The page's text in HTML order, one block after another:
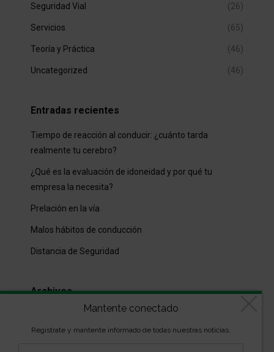
Seguridad Vial (26)
Servicios (65)
Teoría y Práctica (46)
Uncategorized (46)
Entradas recientes
Tiempo de reacción al conducir: ¿cuánto tarda
realmente tu cerebro?
¿Qué es la evaluación de idoneidad y por qué tu
empresa la necesita?
Prelación en la vía
Malos hábitos de conducción
Distancia de Seguridad
Archivos
Mantente conectado
Regístrate y mantente informado de todas nuestras noticias.